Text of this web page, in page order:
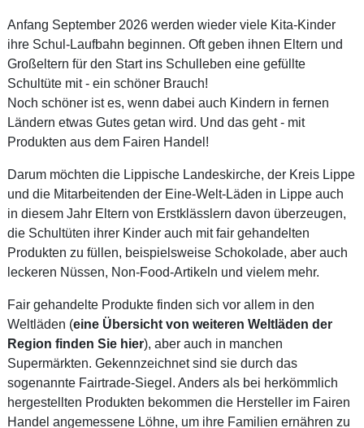
Anfang September 2026 werden wieder viele Kita-Kinder
ihre Schul-Laufbahn beginnen. Oft geben ihnen Eltern und
Großeltern für den Start ins Schulleben eine gefüllte
Schultüte mit - ein schöner Brauch!
Noch schöner ist es, wenn dabei auch Kindern in fernen
Ländern etwas Gutes getan wird. Und das geht - mit
Produkten aus dem Fairen Handel!
Darum möchten die Lippische Landeskirche, der Kreis Lippe
und die Mitarbeitenden der Eine-Welt-Läden in Lippe auch
in diesem Jahr Eltern von Erstklässlern davon überzeugen,
die Schultüten ihrer Kinder auch mit fair gehandelten
Produkten zu füllen, beispielsweise Schokolade, aber auch
leckeren Nüssen, Non-Food-Artikeln und vielem mehr.
Fair gehandelte Produkte finden sich vor allem in den
Weltläden (eine Übersicht von weiteren Weltläden der
Region finden Sie hier), aber auch in manchen
Supermärkten. Gekennzeichnet sind sie durch das
sogenannte Fairtrade-Siegel. Anders als bei herkömmlich
hergestellten Produkten bekommen die Hersteller im Fairen
Handel angemessene Löhne, um ihre Familien ernähren zu